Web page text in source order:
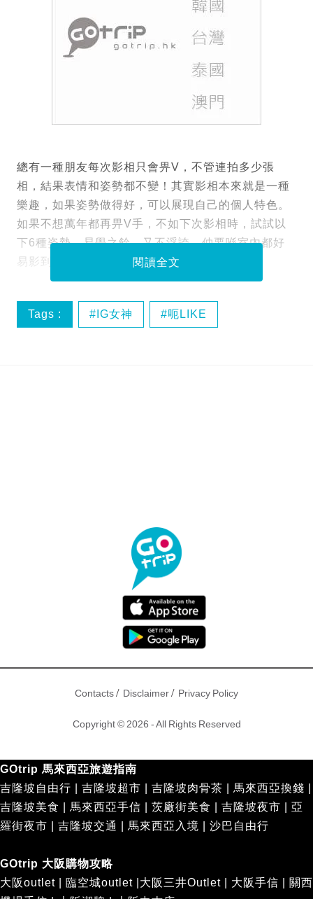
總有一種朋友每次影相只會畀V，不管連拍多少張
相，結果表情和姿勢都不變！其實影相本來就是一種
樂趣，如果姿勢做得好，可以展現自己的個人特色。
如果不想萬年都再畀V手，不如下次影相時，試試以
下6種姿勢，易學之餘，又不浮誇，仲要喺室內都好
易影到，下一個Ig女神仲唔係你！
閱讀全文
Tags : IG女神 呃LIKE
Contacts/ Disclaimer/ Privacy Policy
Copyright © 2026 - All Rights Reserved
GOtrip 馬來西亞旅遊指南
吉隆坡自由行
吉隆坡超市 吉隆坡肉骨茶 馬來西亞換錢
吉隆坡美食
馬來西亞手信 茨廠街美食 吉隆坡夜市
亞
羅街夜市
吉隆坡交通 馬來西亞入境 沙巴自由行
GOtrip 大阪購物攻略
大阪outlet
臨空城outlet 大阪三井Outlet 大阪手信
關西